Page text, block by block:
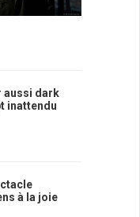
aussi dark
inattendu
à la joie